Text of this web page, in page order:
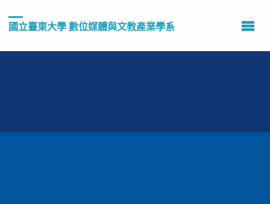
國立臺東大學 數位媒體與文教產業學系